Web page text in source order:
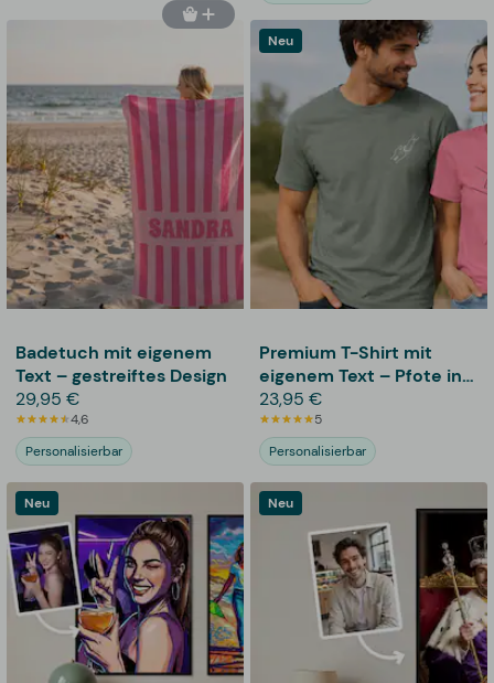
Badetuch mit eigenem
Text – gestreiftes Design
29,95 €
4,6
Personalisierbar
Neu
Premium T-Shirt mit
eigenem Text – Pfote in
Hand
23,95 €
5
Personalisierbar
Neu Neu